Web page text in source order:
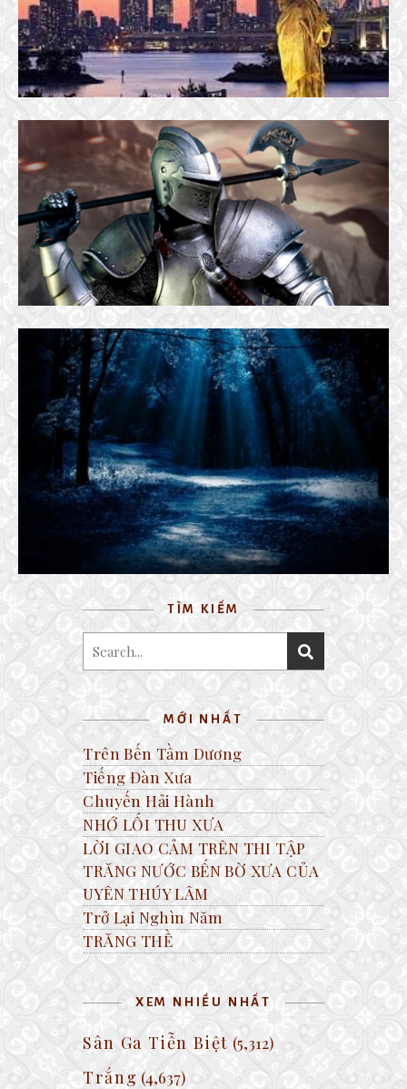
14 September, 2018
LẺ BÓNG – THƠ XƯỚNG HỌA
14 June, 2019
NGHE BÀI ” DẠ KHÚC “
28 August, 2017
TÌM KIẾM
MỚI NHẤT
Trên Bến Tầm Dương
Tiếng Đàn Xưa
Chuyến Hải Hành
NHỚ LỐI THU XƯA
LỜI GIAO CẢM TRÊN THI TẬP
TRĂNG NƯỚC BẾN BỜ XƯA CỦA
UYÊN THÚY LÂM
Trở Lại Nghìn Năm
TRĂNG THỀ
XEM NHIỀU NHẤT
Sân Ga Tiễn Biệt (5,312)
Trắng (4,637)